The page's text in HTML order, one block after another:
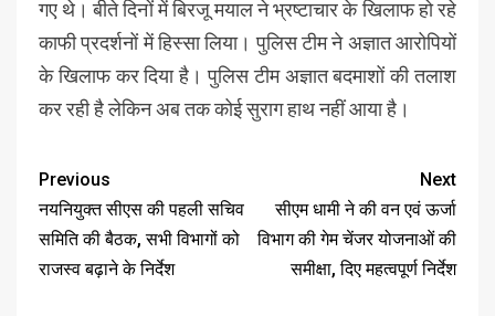
गए थे। बीते दिनों में बिरजू मयाल ने भ्रष्टाचार के खिलाफ हो रहे
काफी प्रदर्शनों में हिस्सा लिया। पुलिस टीम ने अज्ञात आरोपियों
के खिलाफ कर दिया है। पुलिस टीम अज्ञात बदमाशों की तलाश
कर रही है लेकिन अब तक कोई सुराग हाथ नहीं आया है।
Previous
नयनियुक्त सीएस की पहली सचिव
समिति की बैठक, सभी विभागों को
राजस्व बढ़ाने के निर्देश
Next
सीएम धामी ने की वन एवं ऊर्जा
विभाग की गेम चेंजर योजनाओं की
समीक्षा, दिए महत्वपूर्ण निर्देश